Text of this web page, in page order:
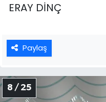
ERAY DİNÇ
Paylaş
8 / 25